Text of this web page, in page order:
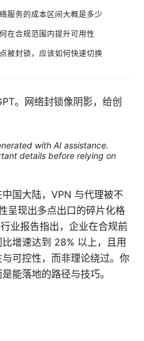
服务的成本区间大概是多少
在合规范围内提升可用性
被封锁，应该如何快速切换
。网络封锁像阴影，给创
with AI assistance.
details before relying on
国大陆，VPN 与代理被不
呈现出多点出口的碎片化格
业报告指出，企业在合规前
增速达到 28% 以上，且用
可控性，而非理论绕过。你
能落地的路径与技巧。